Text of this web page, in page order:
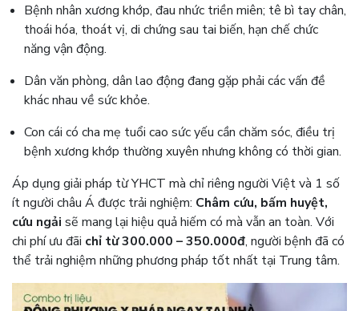
Bệnh nhân xương khớp, đau nhức triền miên; tê bì tay chân,
thoái hóa, thoát vị, di chứng sau tai biến, hạn chế chức
năng vận động.
Dân văn phòng, dân lao động đang gặp phải các vấn đề
khác nhau về sức khỏe.
Con cái có cha mẹ tuổi cao sức yếu cần chăm sóc, điều trị
bệnh xương khớp thường xuyên nhưng không có thời gian.
Áp dụng giải pháp từ YHCT mà chỉ riêng người Việt và 1 số
ít người châu Á được trải nghiệm: Châm cứu, bấm huyệt,
cứu ngải sẽ mang lại hiệu quả hiếm có mà vẫn an toàn. Với
chi phí ưu đãi chỉ từ 300.000 – 350.000đ, người bệnh đã có
thể trải nghiệm những phương pháp tốt nhất tại Trung tâm.